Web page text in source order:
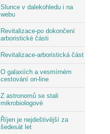
Slunce v dalekohledu i na
webu
Revitalizace-po dokončení
arboristické části
Revitalizace-arboristická část
O galaxiích a vesmírném
cestování on-line
Z astronomů se stali
mikrobiologové
Říjen je nejdeštivější za
šedesát let